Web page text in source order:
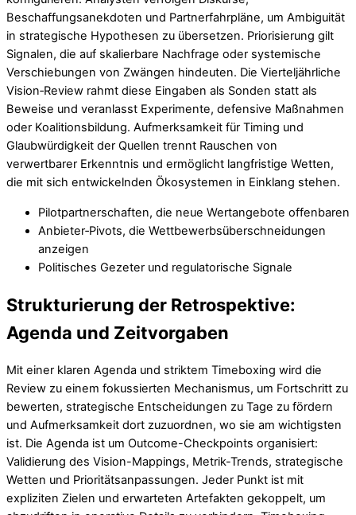
Beschaffungsanekdoten und Partnerfahrpläne, um Ambiguität
in strategische Hypothesen zu übersetzen. Priorisierung gilt
Signalen, die auf skalierbare Nachfrage oder systemische
Verschiebungen von Zwängen hindeuten. Die Vierteljährliche
Vision‑Review rahmt diese Eingaben als Sonden statt als
Beweise und veranlasst Experimente, defensive Maßnahmen
oder Koalitionsbildung. Aufmerksamkeit für Timing und
Glaubwürdigkeit der Quellen trennt Rauschen von
verwertbarer Erkenntnis und ermöglicht langfristige Wetten,
die mit sich entwickelnden Ökosystemen in Einklang stehen.
Pilotpartnerschaften, die neue Wertangebote offenbaren
Anbieter‑Pivots, die Wettbewerbsüberschneidungen
anzeigen
Politisches Gezeter und regulatorische Signale
Strukturierung der Retrospektive:
Agenda und Zeitvorgaben
Mit einer klaren Agenda und striktem Timeboxing wird die
Review zu einem fokussierten Mechanismus, um Fortschritt zu
bewerten, strategische Entscheidungen zu Tage zu fördern
und Aufmerksamkeit dort zuzuordnen, wo sie am wichtigsten
ist. Die Agenda ist um Outcome-Checkpoints organisiert:
Validierung des Vision-Mappings, Metrik-Trends, strategische
Wetten und Prioritätsanpassungen. Jeder Punkt ist mit
expliziten Zielen und erwarteten Artefakten gekoppelt, um